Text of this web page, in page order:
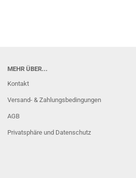
MEHR ÜBER...
Kontakt
Versand- & Zahlungsbedingungen
AGB
Privatsphäre und Datenschutz